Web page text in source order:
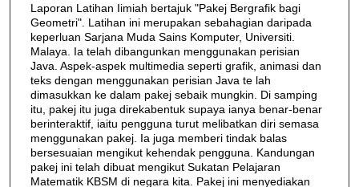
Laporan Latihan Iimiah bertajuk "Pakej Bergrafik bagi
Geometri". Latihan ini merupakan sebahagian daripada
keperluan Sarjana Muda Sains Komputer, Universiti.
Malaya. Ia telah dibangunkan menggunakan perisian
Java. Aspek-aspek multimedia seperti grafik, animasi dan
teks dengan menggunakan perisian Java te lah
dimasukkan ke dalam pakej sebaik mungkin. Di samping
itu, pakej itu juga direkabentuk supaya ianya benar-benar
berinteraktif, iaitu pengguna turut melibatkan diri semasa
menggunakan pakej. Ia juga memberi tindak balas
bersesuaian mengikut kehendak pengguna. Kandungan
pakej ini telah dibuat mengikut Sukatan Pelajaran
Matematik KBSM di negara kita. Pakej ini menyediakan